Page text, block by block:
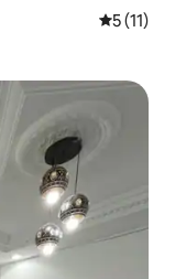
5 de uma
5 (11)